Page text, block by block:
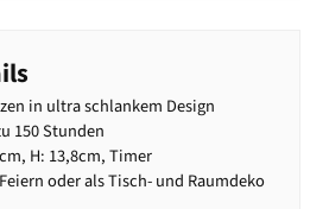
in ultra schlankem Design
150 Stunden
H: 13,8cm, Timer
oder als Tisch- und Raumdeko